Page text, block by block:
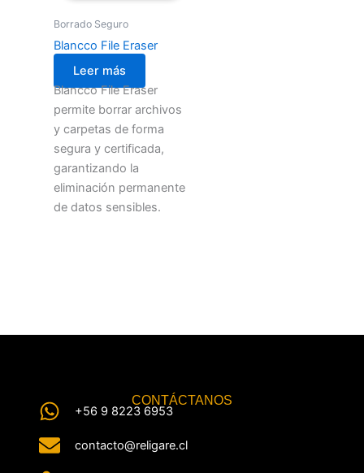
Borrado Seguro
Blancco File Eraser
Leer más
Blancco File Eraser
permite borrar archivos
y carpetas de forma
segura y certificada,
garantizando la
eliminación permanente
de datos sensibles.
CONTÁCTANOS
+56 9 8223 6953
contacto@religare.cl